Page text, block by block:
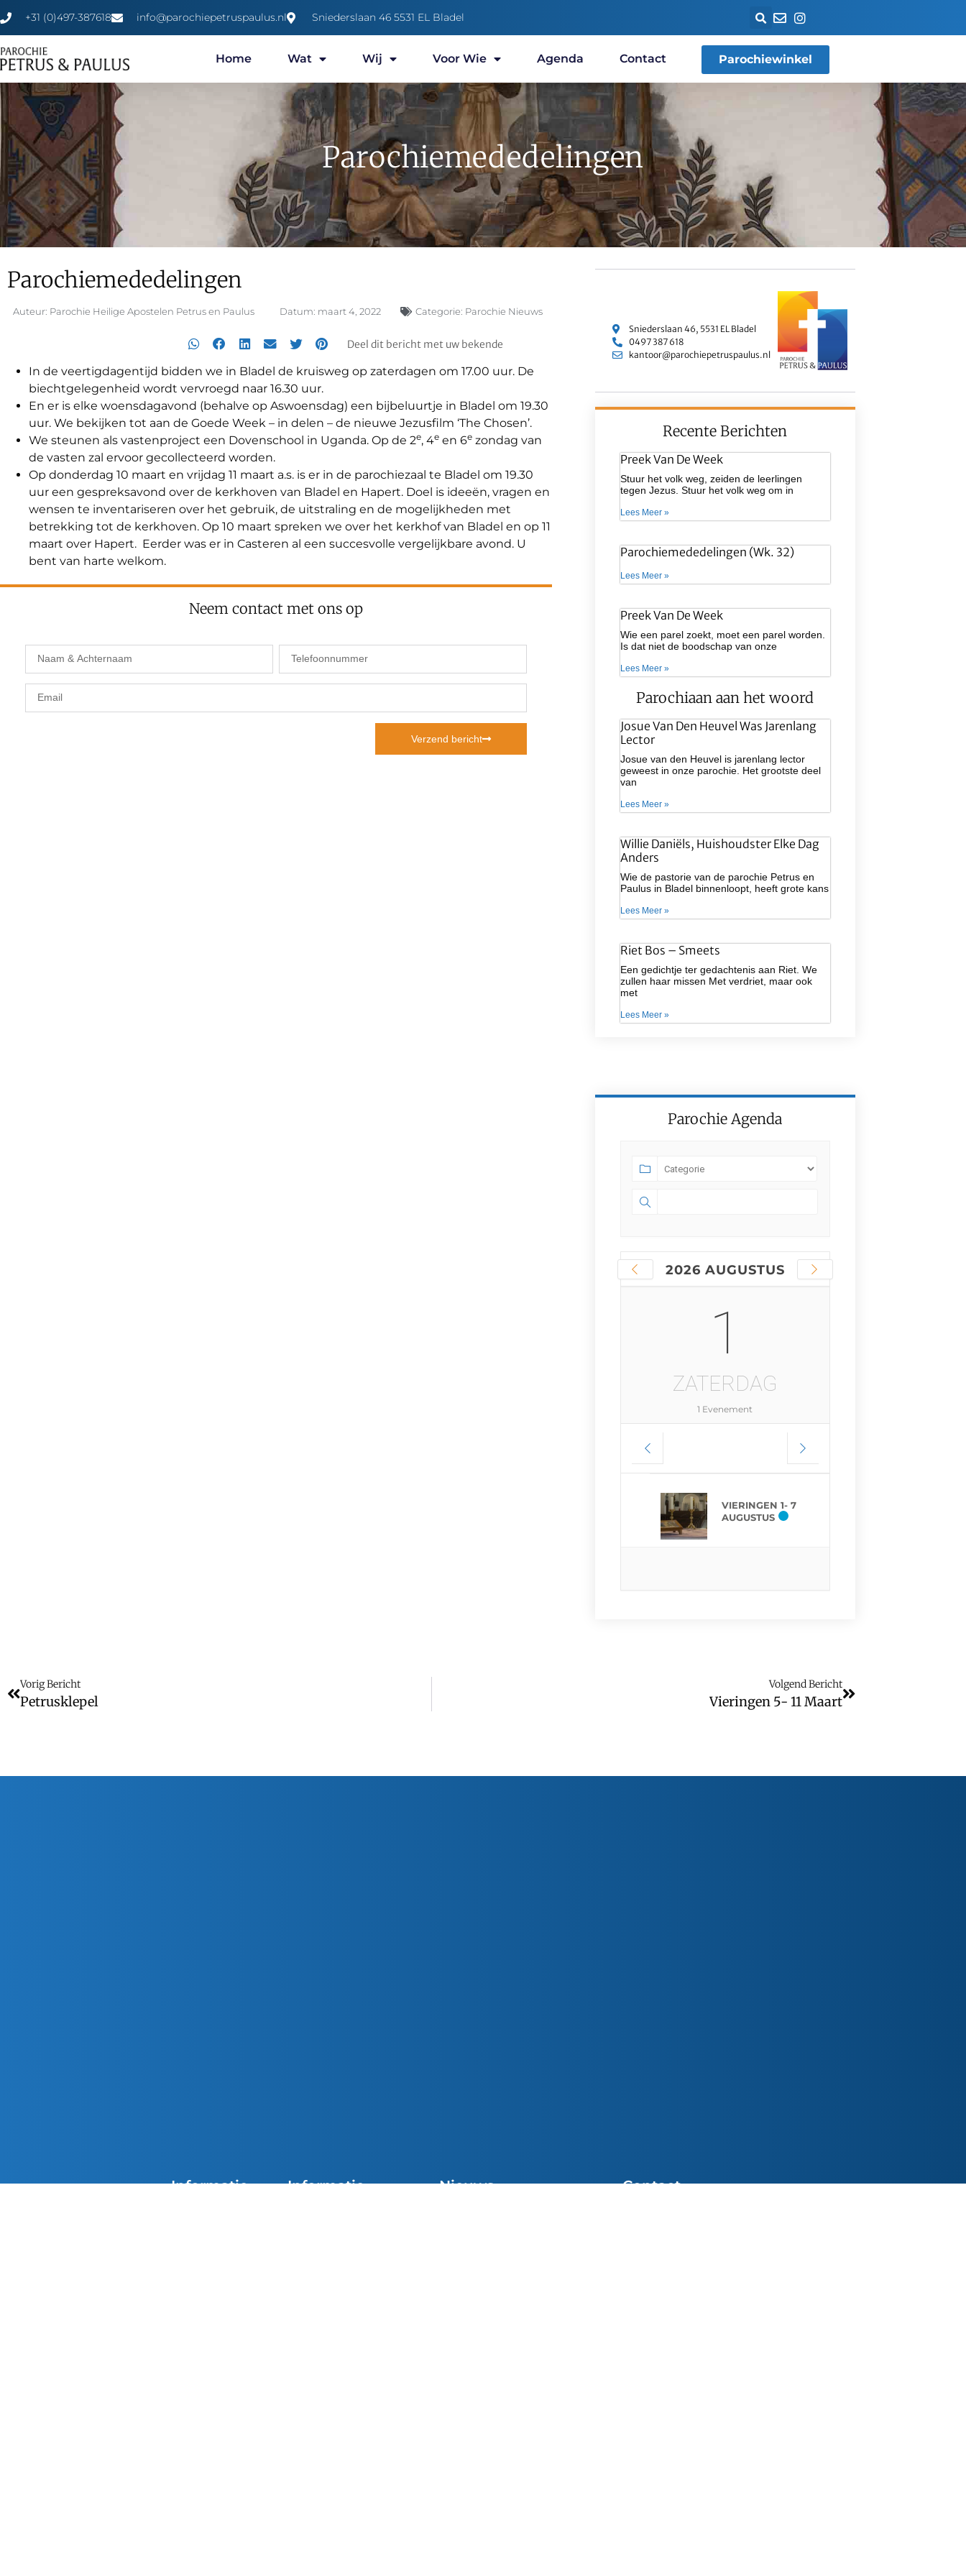
+31 (0)497-387618 info@parochiepetruspaulus.nl Sniederslaan 46 5531 EL Bladel
Home Wat Wij Voor Wie Agenda Contact Parochiewinkel
Parochiemededelingen
Parochiemededelingen
Auteur: Parochie Heilige Apostelen Petrus en Paulus Datum: maart 4, 2022 Categorie: Parochie Nieuws
Deel dit bericht met uw bekende
In de veertigdagentijd bidden we in Bladel de kruisweg op zaterdagen om 17.00 uur. De
biechtgelegenheid wordt vervroegd naar 16.30 uur.
En er is elke woensdagavond (behalve op Aswoensdag) een bijbeluurtje in Bladel om 19.30
uur. We bekijken tot aan de Goede Week – in delen – de nieuwe Jezusfilm ‘The Chosen’.
We steunen als vastenproject een Dovenschool in Uganda. Op de 2e, 4e en 6e zondag van
de vasten zal ervoor gecollecteerd worden.
Op donderdag 10 maart en vrijdag 11 maart a.s. is er in de parochiezaal te Bladel om 19.30
uur een gespreksavond over de kerkhoven van Bladel en Hapert. Doel is ideeën, vragen en
wensen te inventariseren over het gebruik, de uitstraling en de mogelijkheden met
betrekking tot de kerkhoven. Op 10 maart spreken we over het kerkhof van Bladel en op 11
maart over Hapert. Eerder was er in Casteren al een succesvolle vergelijkbare avond. U
bent van harte welkom.
Neem contact met ons op
Verzend bericht
Sniederslaan 46, 5531 EL Bladel
0497 387 618
kantoor@parochiepetruspaulus.nl
Recente Berichten
Preek Van De Week
Stuur het volk weg, zeiden de leerlingen
tegen Jezus. Stuur het volk weg om in
Lees Meer »
Parochiemededelingen (wk. 32)
Lees Meer »
Preek Van De Week
Wie een parel zoekt, moet een parel worden.
Is dat niet de boodschap van onze
Lees Meer »
Parochiaan aan het woord
Josue Van Den Heuvel Was Jarenlang
Lector
Josue van den Heuvel is jarenlang lector
geweest in onze parochie. Het grootste deel
van
Lees Meer »
Willie Daniëls, Huishoudster Elke Dag
Anders
Wie de pastorie van de parochie Petrus en
Paulus in Bladel binnenloopt, heeft grote kans
Lees Meer »
Riet Bos – Smeets
Een gedichtje ter gedachtenis aan Riet. We
zullen haar missen Met verdriet, maar ook
met
Lees Meer »
Parochie Agenda
2026 AUGUSTUS
1
ZATERDAG
1 Evenement
VIERINGEN 1- 7
AUGUSTUS
Vorig Bericht
Petrusklepel
Volgend Bericht
Vieringen 5- 11 Maart
Informatie Informatie Nieuws Contact